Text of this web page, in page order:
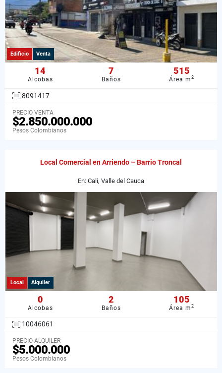
Edificio Venta
14
Alcobas
7
Baños
515
Área m2
8091417
PRECIO VENTA
$2.850.000.000
Pesos Colombianos
Local Comercial en Arriendo – Barrio Troncal
En: Cali, Valle del Cauca
Local Alquiler
0
Alcobas
2
Baños
105
Área m2
10046061
PRECIO ALQUILER
$5.000.000
Pesos Colombianos